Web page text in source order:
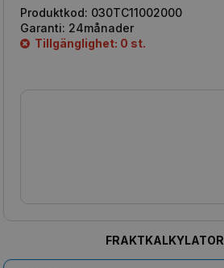
Produktkod: 030TC11002000
Garanti: 24månader
Tillgänglighet: 0 st.
FRAKTKALKYLATOR